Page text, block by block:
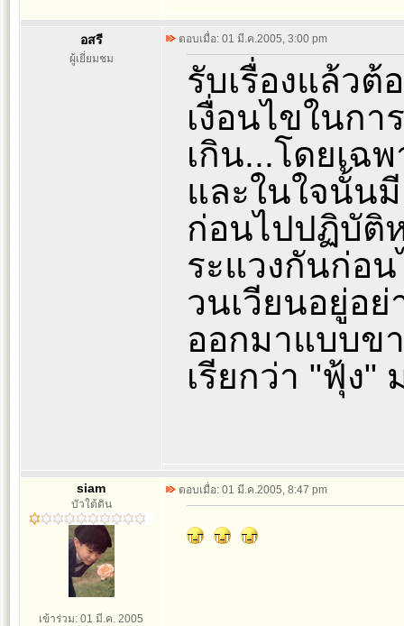
อสรี
ผู้เยี่ยมชม
ตอบเมื่อ: 01 มี.ค.2005, 3:00 pm
รับเรื่องแล้วต้
เงื่อนไขในก
เกิน...โดยเฉ
และในใจนั้น
ก่อนไปปฏิบัติห
ระแวงกันก่อ
วนเวียนอยู่อย่
ออกมาแบบข
เรียกว่า "ฟุ้ง"
siam
บัวใต้ดิน
เข้าร่วม: 01 มี.ค. 2005
ตอบเมื่อ: 01 มี.ค.2005, 8:47 pm